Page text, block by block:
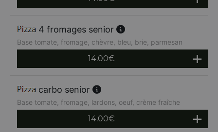
4 fromages senior
Base tomate, fromage, chèvre, bleu, brie, parmesan
14.00€
carbo senior
Base tomate, fromage, lardons, oeuf, crème fraîche
14.00€